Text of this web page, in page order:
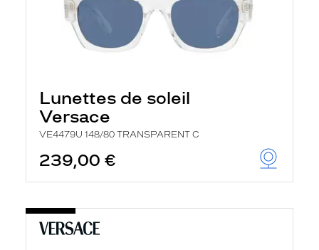
Lunettes de soleil
Versace
VE4479U 148/80 TRANSPARENT C
239,00 €